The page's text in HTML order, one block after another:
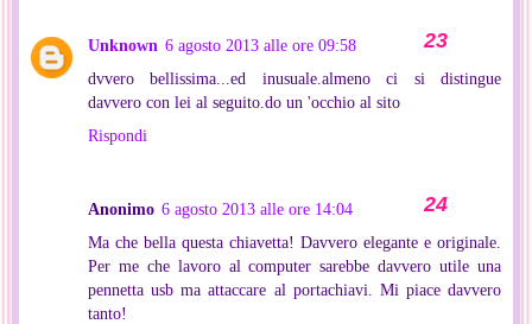
Unknown 6 agosto 2013 alle ore 09:58
dvvero bellissima...ed inusuale.almeno ci si distingue
davvero con lei al seguito.do un 'occhio al sito
Rispondi
Anonimo 6 agosto 2013 alle ore 14:04
Ma che bella questa chiavetta! Davvero elegante e originale.
Per me che lavoro al computer sarebbe davvero utile una
pennetta usb ma attaccare al portachiavi. Mi piace davvero
tanto!